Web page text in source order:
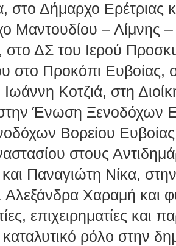
στο Δήμαρχο Ερέτριας
Μαντουδίου – Λίμνης
στο ΔΣ του Ιερού
στο Προκόπι Ευβοίας,
Κοτζιά, στη
Ένωση Ξενοδόχων
Βορείου
στους
Παναγιώτη Νίκα,
Αλεξάνδρα Χαραμή και
επιχειρηματίες και
ρόλο στην